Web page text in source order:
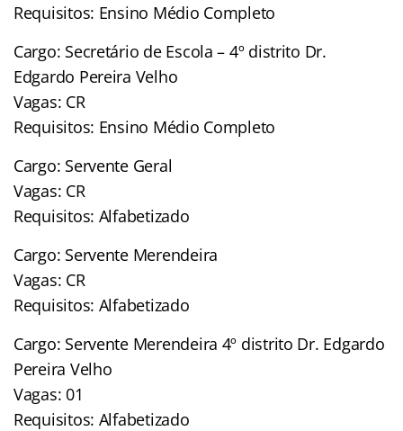
Requisitos: Ensino Médio Completo
Cargo: Secretário de Escola – 4º distrito Dr.
Edgardo Pereira Velho
Vagas: CR
Requisitos: Ensino Médio Completo
Cargo: Servente Geral
Vagas: CR
Requisitos: Alfabetizado
Cargo: Servente Merendeira
Vagas: CR
Requisitos: Alfabetizado
Cargo: Servente Merendeira 4º distrito Dr. Edgardo
Pereira Velho
Vagas: 01
Requisitos: Alfabetizado